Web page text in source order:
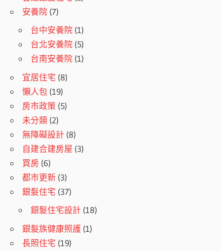
安養院 (7)
台中安養院 (1)
台北安養院 (5)
台南安養院 (1)
宜居住宅 (8)
懶人包 (19)
房市政策 (5)
未分類 (2)
無障礙設計 (8)
自建合建房屋 (3)
買房 (6)
都市更新 (3)
銀髮住宅 (37)
銀髮住宅設計 (18)
銀髮族健康照護 (1)
長照住宅 (19)